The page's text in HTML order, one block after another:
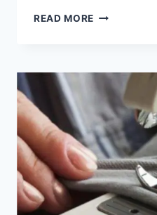
READ MORE BEBERAPA
TOPI
YANG
SERING
DIGUNAKAN